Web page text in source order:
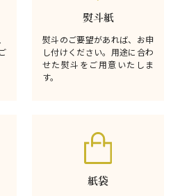
熨斗紙
熨斗のご要望があれば、お申
し付けください。用途に合わ
せた熨斗をご用意いたしま
す。
紙袋